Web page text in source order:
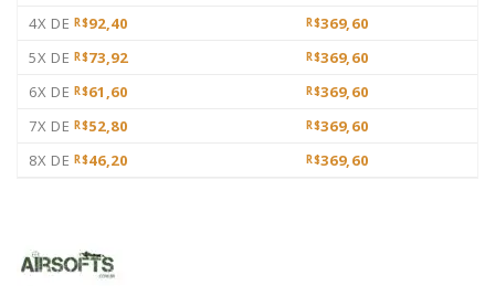
4X DE R$92,40 R$369,60
5X DE R$73,92 R$369,60
6X DE R$61,60 R$369,60
7X DE R$52,80 R$369,60
8X DE R$46,20 R$369,60